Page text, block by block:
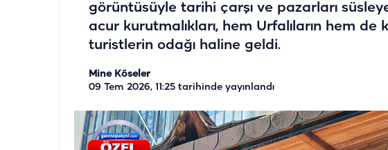
görüntüsüyle tarihi çarşı ve pazarları
acur kurutmalıkları, hem Urfalıların hem
turistlerin odağı haline geldi.
Mine Köseler
09 Tem 2026, 11:25 tarihinde yayınlandı